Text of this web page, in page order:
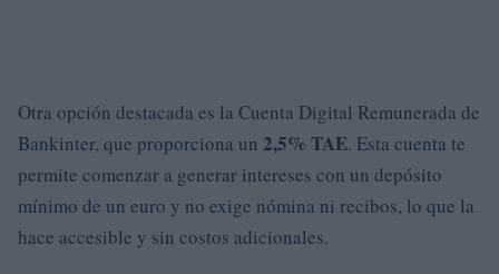
Otra opción destacada es la Cuenta Digital Remunerada de
Bankinter, que proporciona un 2,5% TAE. Esta cuenta te
permite comenzar a generar intereses con un depósito
mínimo de un euro y no exige nómina ni recibos, lo que la
hace accesible y sin costos adicionales.